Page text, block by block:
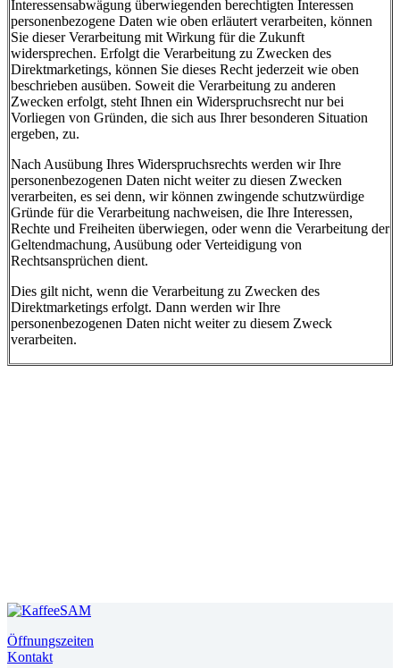
Interessensabwägung überwiegenden berechtigten Interessen
personenbezogene Daten wie oben erläutert verarbeiten, können
Sie dieser Verarbeitung mit Wirkung für die Zukunft
widersprechen. Erfolgt die Verarbeitung zu Zwecken des
Direktmarketings, können Sie dieses Recht jederzeit wie oben
beschrieben ausüben. Soweit die Verarbeitung zu anderen
Zwecken erfolgt, steht Ihnen ein Widerspruchsrecht nur bei
Vorliegen von Gründen, die sich aus Ihrer besonderen Situation
ergeben, zu.
Nach Ausübung Ihres Widerspruchsrechts werden wir Ihre
personenbezogenen Daten nicht weiter zu diesen Zwecken
verarbeiten, es sei denn, wir können zwingende schutzwürdige
Gründe für die Verarbeitung nachweisen, die Ihre Interessen,
Rechte und Freiheiten überwiegen, oder wenn die Verarbeitung der
Geltendmachung, Ausübung oder Verteidigung von
Rechtsansprüchen dient.
Dies gilt nicht, wenn die Verarbeitung zu Zwecken des
Direktmarketings erfolgt. Dann werden wir Ihre
personenbezogenen Daten nicht weiter zu diesem Zweck
verarbeiten.
Öffnungszeiten
Kontakt